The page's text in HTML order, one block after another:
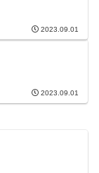
2023.09.01
2023.09.01